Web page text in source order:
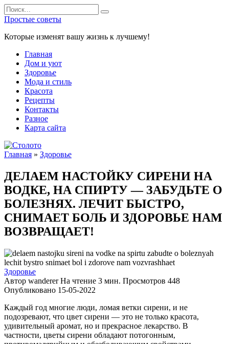
Перейти
к
содержанию
Search
for:
Простые советы
Которые изменят вашу жизнь к лучшему!
Главная
Дом и уют
Здоровье
Мода и стиль
Красота
Рецепты
Контакты
Разное
Карта сайта
Главная » Здоровье
ДЕЛАЕМ НАСТОЙКУ СИРЕНИ НА
ВОДКЕ, НА СПИРТУ — ЗАБУДЬТЕ О
БОЛЕЗНЯХ. ЛЕЧИТ БЫСТРО,
СНИМАЕТ БОЛЬ И ЗДОРОВЬЕ НАМ
ВОЗВРАЩАЕТ!
Здоровье
Автор wanderer На чтение 3 мин. Просмотров 448
Опубликовано 15-05-2022
Каждый год многие люди, ломая ветки сирени, и не
подозревают, что цвет сирени — это не только красота,
удивительный аромат, но и прекрасное лекарство. В
частности, цветы сирени обладают потогонным,